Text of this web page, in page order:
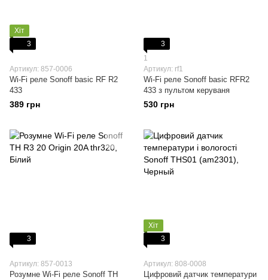
Хіт
3
Артикул: 857-0006
Wi-Fi реле Sonoff basic RF R2
433
389 грн
3
1
Артикул: rf1
Wi-Fi реле Sonoff basic RFR2
433 з пультом керуваня
530 грн
3
Артикул: 857-0013
Розумне Wi-Fi реле Sonoff TH
Хіт
3
Артикул: 808-0008
Цифровий датчик температури